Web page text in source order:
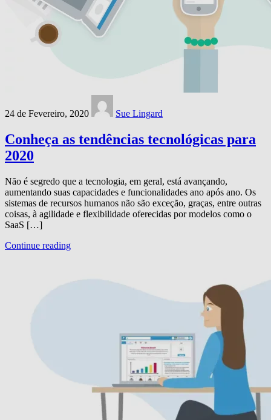
24 de Fevereiro, 2020 Sue Lingard
Conheça as tendências tecnológicas para
2020
Não é segredo que a tecnologia, em geral, está avançando,
aumentando suas capacidades e funcionalidades ano após ano. Os
sistemas de recursos humanos não são exceção, graças, entre outras
coisas, à agilidade e flexibilidade oferecidas por modelos como o
SaaS […]
Continue reading